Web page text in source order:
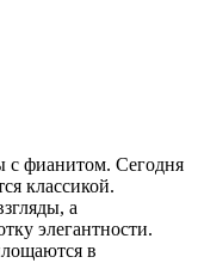
с фианитом. Сегодня
классикой.
а
элегантности.
в